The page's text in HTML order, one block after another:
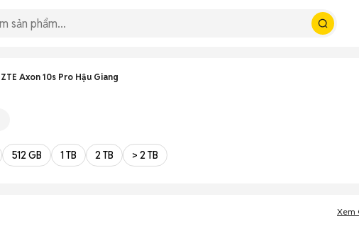
ZTE Axon 10s Pro Hậu Giang
512 GB 1 TB 2 TB > 2 TB
Xem